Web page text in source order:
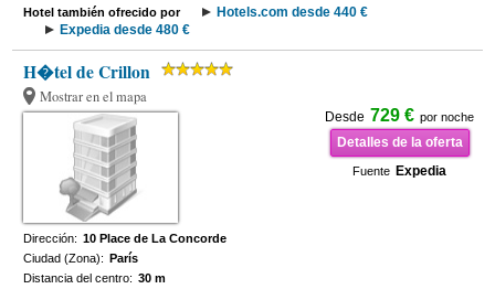
Hotel también ofrecido por
Hotels.com desde 440 €
Expedia desde 480 €
H�tel de Crillon
Mostrar en el mapa
Desde 729 € por noche
Detalles de la oferta
Fuente Expedia
Dirección: 10 Place de La Concorde
Ciudad (Zona): París
Distancia del centro: 30 m